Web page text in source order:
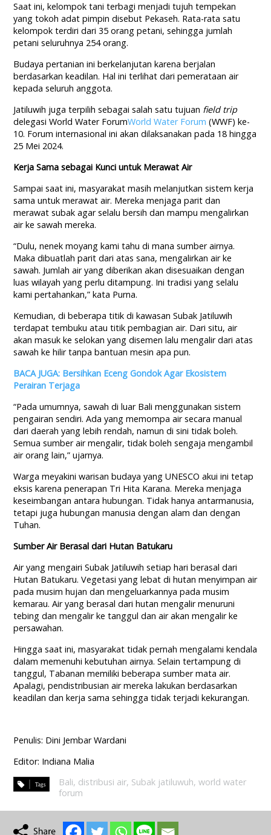
Saat ini, kelompok tani terbagi menjadi tujuh tempekan
yang tokoh adat pimpin disebut Pekaseh. Rata-rata satu
kelompok terdiri dari 35 orang petani, sehingga jumlah
petani seluruhnya 254 orang.
Budaya pertanian ini berkelanjutan karena berjalan
berdasarkan keadilan. Hal ini terlihat dari pemerataan air
kepada seluruh anggota.
Jatiluwih juga terpilih sebagai salah satu tujuan field trip
delegasi World Water ForumWorld Water Forum (WWF) ke-
10. Forum internasional ini akan dilaksanakan pada 18 hingga
25 Mei 2024.
Kerja Sama sebagai Kunci untuk Merawat Air
Sampai saat ini, masyarakat masih melanjutkan sistem kerja
sama untuk merawat air. Mereka menjaga parit dan
merawat subak agar selalu bersih dan mampu mengalirkan
air ke sawah mereka.
“Dulu, nenek moyang kami tahu di mana sumber airnya.
Maka dibuatlah parit dari atas sana, mengalirkan air ke
sawah. Jumlah air yang diberikan akan disesuaikan dengan
luas wilayah yang perlu ditampung. Ini tradisi yang selalu
kami pertahankan,” kata Purna.
Kemudian, di beberapa titik di kawasan Subak Jatiluwih
terdapat tembuku atau titik pembagian air. Dari situ, air
akan masuk ke selokan yang disemen lalu mengalir dari atas
sawah ke hilir tanpa bantuan mesin apa pun.
BACA JUGA: Bersihkan Eceng Gondok Agar Ekosistem
Perairan Terjaga
“Pada umumnya, sawah di luar Bali menggunakan sistem
pengairan sendiri. Ada yang memompa air secara manual
dari daerah yang lebih rendah, namun di sini tidak boleh.
Semua sumber air mengalir, tidak boleh sengaja mengambil
air orang lain,” ujarnya.
Warga meyakini warisan budaya yang UNESCO akui ini tetap
eksis karena penerapan Tri Hita Karana. Mereka menjaga
keseimbangan antara hubungan. Tidak hanya antarmanusia,
tetapi juga hubungan manusia dengan alam dan dengan
Tuhan.
Sumber Air Berasal dari Hutan Batukaru
Air yang mengairi Subak Jatiluwih setiap hari berasal dari
Hutan Batukaru. Vegetasi yang lebat di hutan menyimpan air
pada musim hujan dan mengeluarkannya pada musim
kemarau. Air yang berasal dari hutan mengalir menuruni
tebing dan mengalir ke tanggul dan air akan mengalir ke
persawahan.
Hingga saat ini, masyarakat tidak pernah mengalami kendala
dalam memenuhi kebutuhan airnya. Selain tertampung di
tanggul, Tabanan memiliki beberapa sumber mata air.
Apalagi, pendistribusian air mereka lakukan berdasarkan
keadilan dan kerja sama sehingga tidak terjadi kekurangan.
Penulis: Dini Jembar Wardani
Editor: Indiana Malia
Bali, distribusi air, Subak jatiluwuh,world water
forum